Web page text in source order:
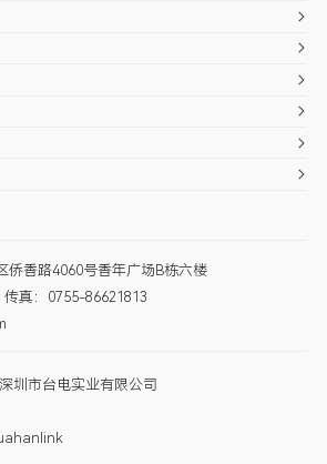
侨香路4060号香年广场B栋六楼
传真：0755-86621813
圳市台电实业有限公司